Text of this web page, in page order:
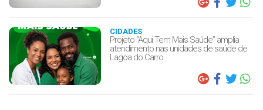
CIDADES
Projeto “Aqui Tem Mais Saúde” amplia
atendimento nas unidades de saúde de
Lagoa do Carro